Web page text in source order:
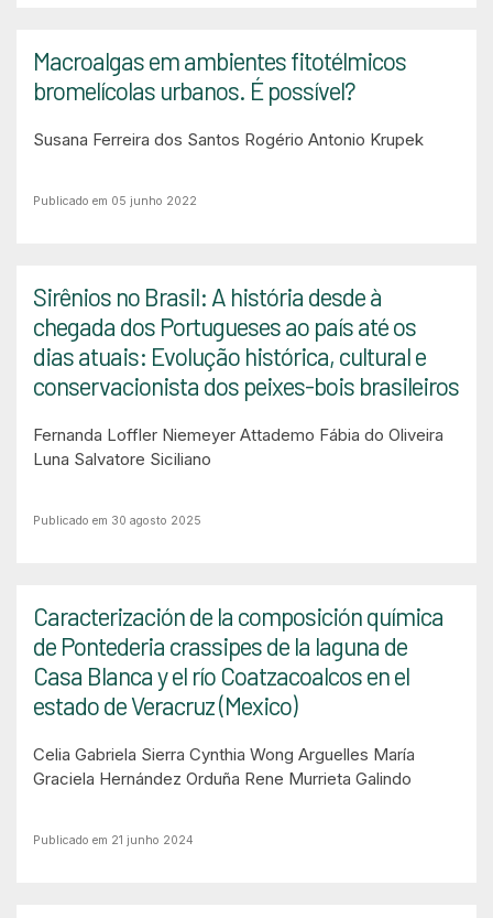
Macroalgas em ambientes fitotélmicos
bromelícolas urbanos. É possível?
Susana Ferreira dos Santos Rogério Antonio Krupek
Publicado em 05 junho 2022
Sirênios no Brasil: A história desde à
chegada dos Portugueses ao país até os
dias atuais: Evolução histórica, cultural e
conservacionista dos peixes-bois brasileiros
Fernanda Loffler Niemeyer Attademo Fábia do Oliveira
Luna Salvatore Siciliano
Publicado em 30 agosto 2025
Caracterización de la composición química
de Pontederia crassipes de la laguna de
Casa Blanca y el río Coatzacoalcos en el
estado de Veracruz (Mexico)
Celia Gabriela Sierra Cynthia Wong Arguelles María
Graciela Hernández Orduña Rene Murrieta Galindo
Publicado em 21 junho 2024